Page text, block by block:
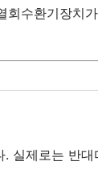
회수환기장치
실제로는 반대